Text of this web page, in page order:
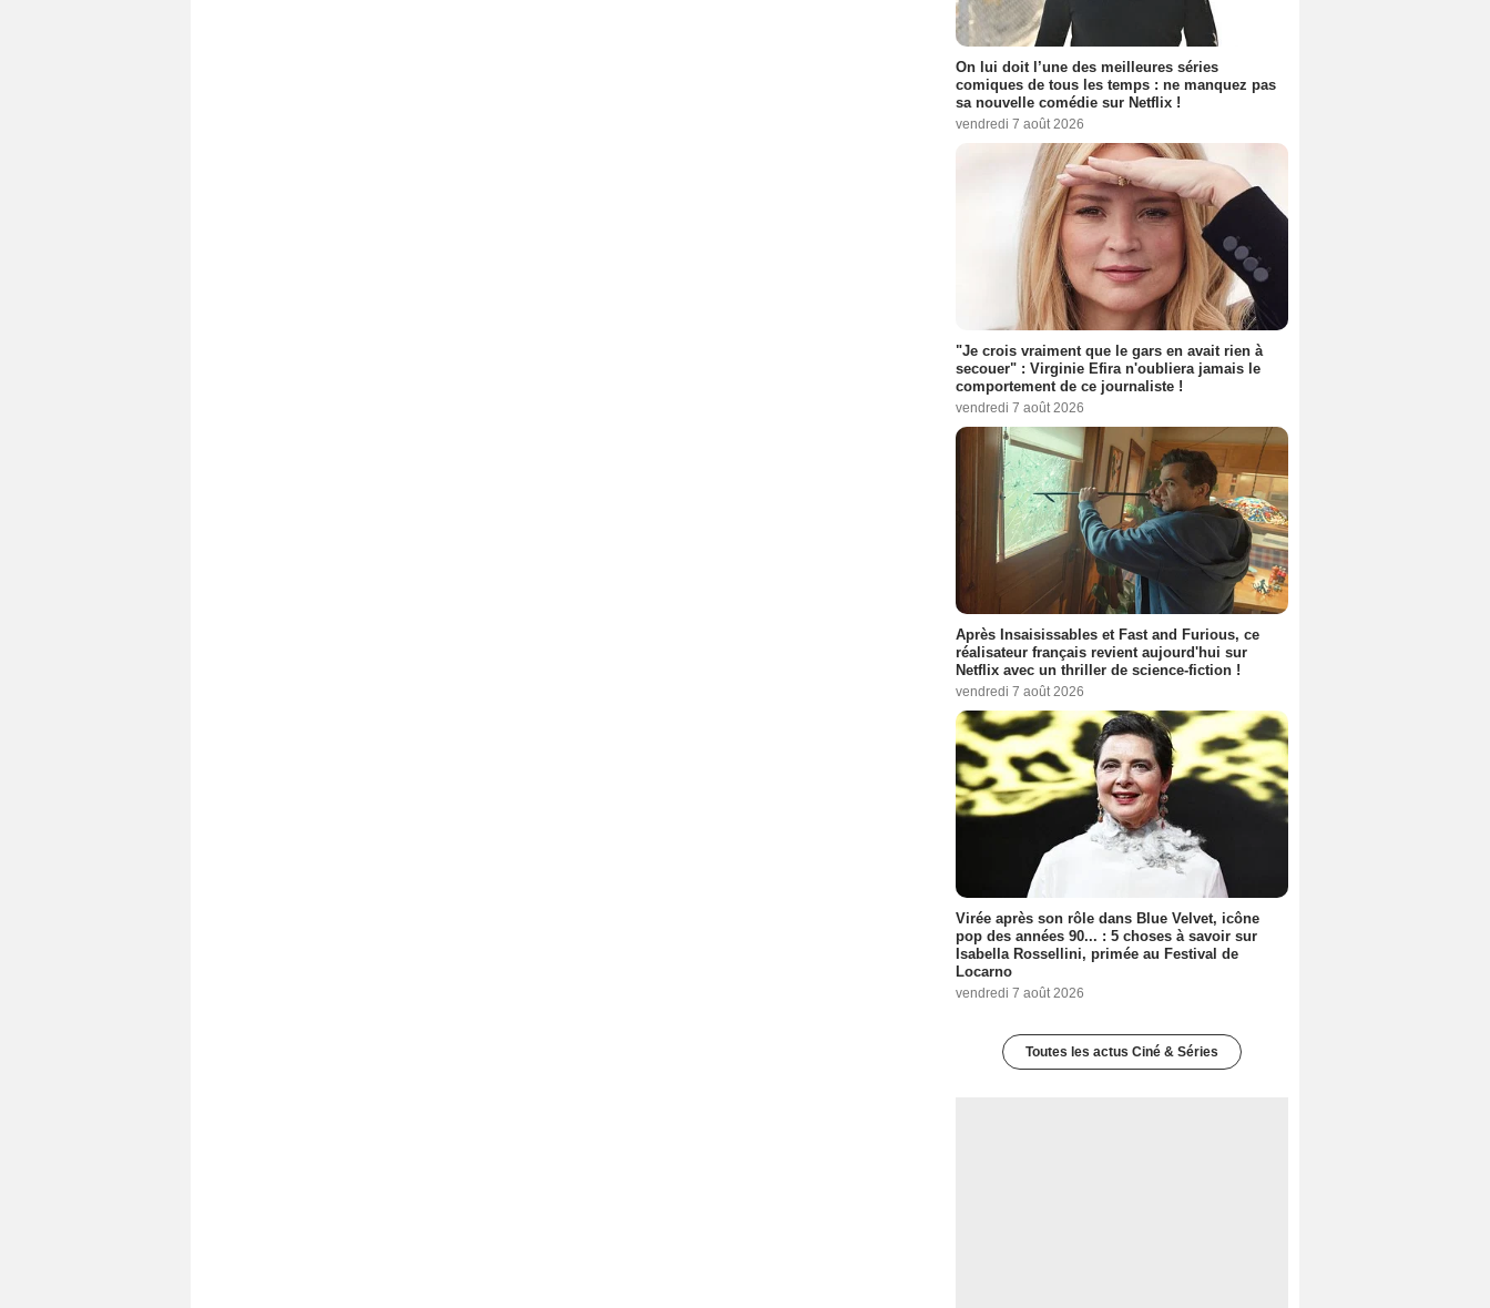
On lui doit l’une des meilleures séries
comiques de tous les temps : ne manquez pas
sa nouvelle comédie sur Netflix !
vendredi 7 août 2026
"Je crois vraiment que le gars en avait rien à
secouer" : Virginie Efira n'oubliera jamais le
comportement de ce journaliste !
vendredi 7 août 2026
Après Insaisissables et Fast and Furious, ce
réalisateur français revient aujourd'hui sur
Netflix avec un thriller de science-fiction !
vendredi 7 août 2026
Virée après son rôle dans Blue Velvet, icône
pop des années 90... : 5 choses à savoir sur
Isabella Rossellini, primée au Festival de
Locarno
vendredi 7 août 2026
Toutes les actus Ciné & Séries